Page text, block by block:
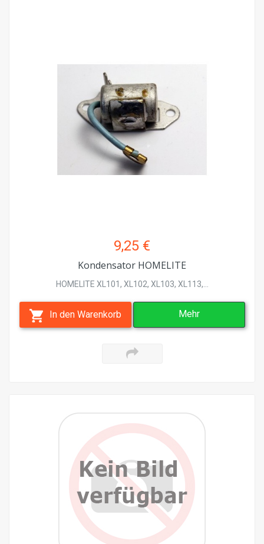
9,25 €
Kondensator HOMELITE
HOMELITE XL101, XL102, XL103, XL113,...
In den Warenkorb Mehr